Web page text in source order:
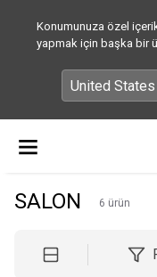
Konumunuza özel
yapmak için başka bir
SALON 6 ürün